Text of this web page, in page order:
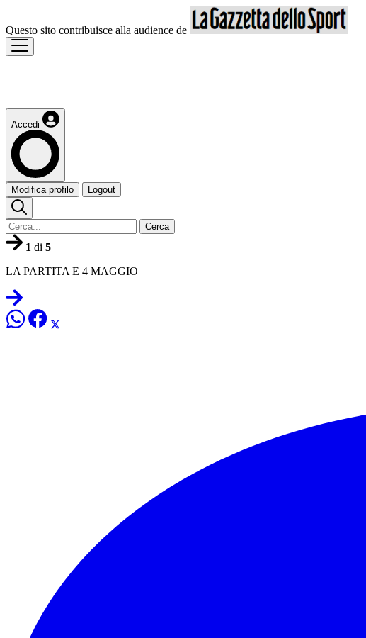
Questo sito contribuisce alla audience de
Accedi
Modifica profilo Logout
Cerca
1 di 5
LA PARTITA E 4 MAGGIO